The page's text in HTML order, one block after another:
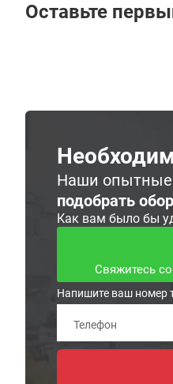
Оставьте
Наши опытные
подобрать
Как вам было бы
Свяжитесь
Напишите ваш номер